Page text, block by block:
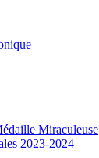
Miraculeuse
2023-2024